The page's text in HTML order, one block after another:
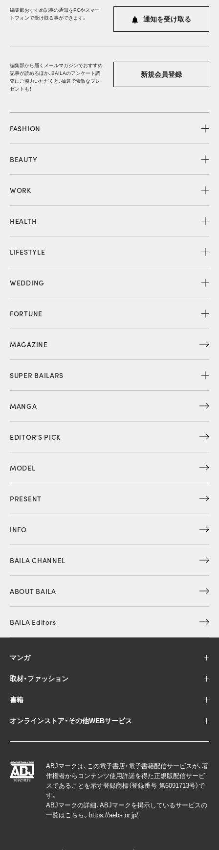
編集部おすすめ記事の通知をPCやスマー
トフォンで受け取る事ができます。
通知を受け取る
編集部から届くメールマガジンでおすすめ
記事が読めるほか、BAILAのアンケート調
査にご協力いただくと、抽選で素敵なプレ
ゼントも！
新規会員登録
FASHION
BEAUTY
WORK
HEALTH
LIFESTYLE
WEDDING
FORTUNE
MAGAZINE
SUPER BAILARS
MANGA
EDITOR'S PICK
MODEL
PRESENT
INFO
BAILA CHANNEL
ABOUT BAILA
BAILA Editors
マンガ
取材・ファッション
書籍
オンラインストア・その他WEBサービス
ABJマークは、この電子書店・電子書籍配信サービスが、著
作権者からコンテンツ使用許諾を得た正規版配信サービ
スであることを示す登録商標（登録番号 第6091713号）で
す。
ABJマークの詳細、ABJマークを掲示しているサービスの
一覧はこちら。 https://aebs.or.jp/